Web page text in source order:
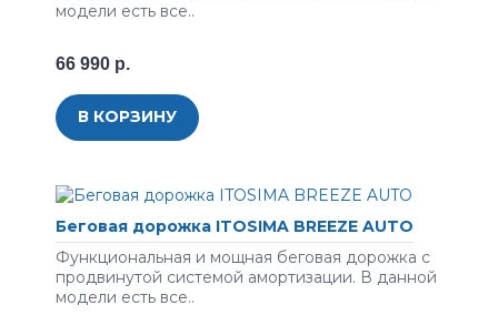
модели есть все..
66 990 р.
В КОРЗИНУ
Беговая дорожка ITOSIMA BREEZE AUTO
Функциональная и мощная беговая дорожка с
продвинутой системой амортизации. В данной
модели есть все..